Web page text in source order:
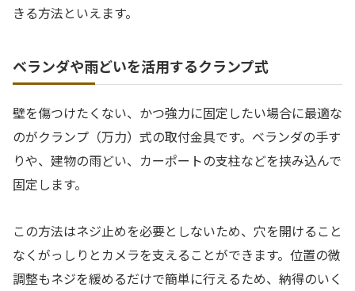
きる方法といえます。
ベランダや雨どいを活用するクランプ式
壁を傷つけたくない、かつ強力に固定したい場合に最適な
のがクランプ（万力）式の取付金具です。ベランダの手す
りや、建物の雨どい、カーポートの支柱などを挟み込んで
固定します。
この方法はネジ止めを必要としないため、穴を開けること
なくがっしりとカメラを支えることができます。位置の微
調整もネジを緩めるだけで簡単に行えるため、納得のいく